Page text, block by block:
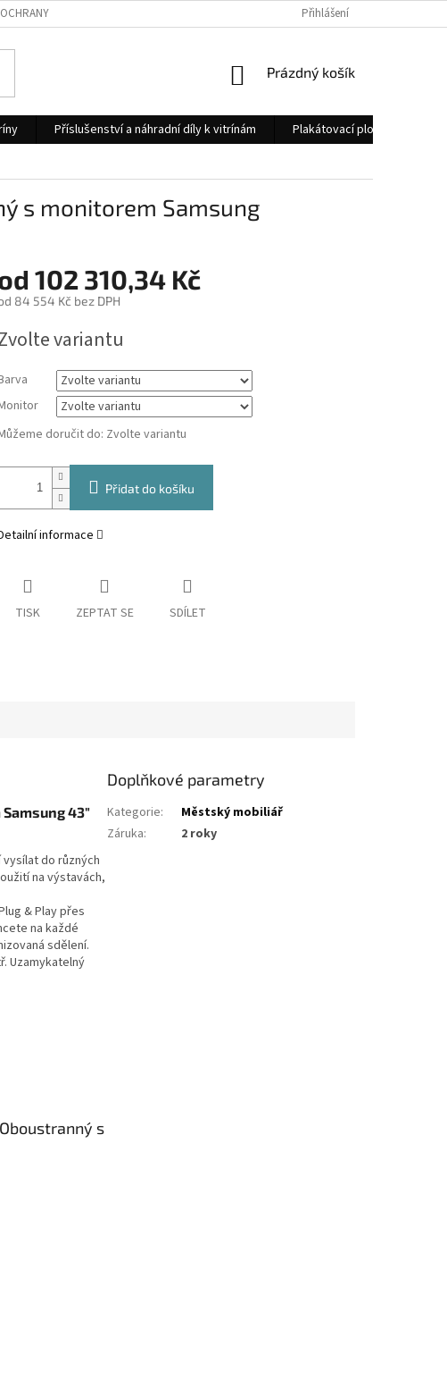
OSOBNÍCH ÚDAJŮ Přihlášení
NÁKUPNÍ
Prázdný košík
Příslušenství a náhradní díly k vitrínám Plakátovací plochy
s monitorem Samsung
102 310,34 Kč
84 554 Kčbez DPH
variantu
doručit do: Zvolte variantu
Přidat do košíku
informace
TISK ZEPTAT SE SDÍLET
43"
do různých
na výstavách,
& Play přes
na každé
sdělení.
Uzamykatelný
s
Doplňkové parametry
Kategorie:
Městský mobiliář
Záruka: 2 roky